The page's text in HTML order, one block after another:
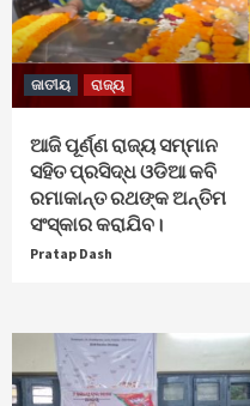
ଜାତୀୟ ରାଜ୍ୟ
ଆଜି ପୂର୍ଣ୍ଣ ରାଜ୍ୟ ସମ୍ମାନ
ସହିତ ପ୍ରସିଦ୍ଧ ଓଡିଆ କବି
ରମାକାନ୍ତ ରଥଙ୍କ ଅନ୍ତିମ
ସଂସ୍କାର କରାଯିବ।
Pratap Dash